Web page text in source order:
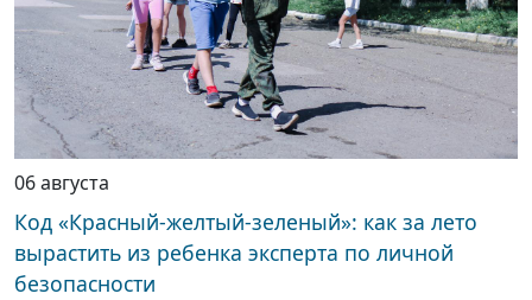
06 августа
Код «Красный-желтый-зеленый»: как за лето
вырастить из ребенка эксперта по личной
безопасности